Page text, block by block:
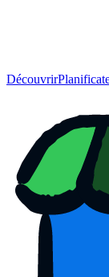
Découvrir